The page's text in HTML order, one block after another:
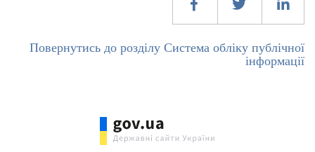
Повернутись до розділу Система обліку публічної
інформації